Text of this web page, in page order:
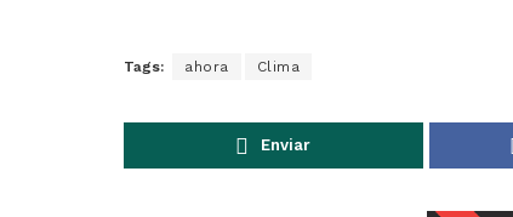
Tags: ahora Clima
Enviar